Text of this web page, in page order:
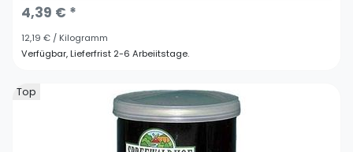
4,39 € *
12,19 € / Kilogramm
Verfügbar, Lieferfrist 2-6 Arbeiitstage.
Top